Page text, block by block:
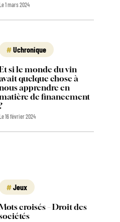
1 mars 2024
Uchronique
si le monde du vin
quelque chose à
apprendre en
de financement
16 février 2024
Jeux
croisés – Droit des